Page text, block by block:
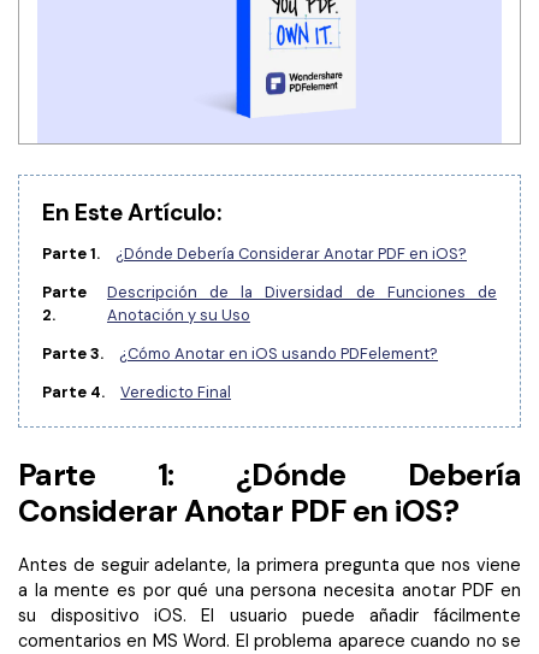
Adquiere PDFelement con descuento académico.
Centro de descargas
Descarga las herramientas de PDF.
Actualización
En Este Artículo:
Parte 1.
¿Dónde Debería Considerar Anotar PDF en iOS?
Parte
2.
Descripción de la Diversidad de Funciones de
Anotación y su Uso
Parte 3.
¿Cómo Anotar en iOS usando PDFelement?
Parte 4.
Veredicto Final
Parte 1: ¿Dónde Debería
Considerar Anotar PDF en iOS?
Antes de seguir adelante, la primera pregunta que nos viene
a la mente es por qué una persona necesita anotar PDF en
su dispositivo iOS. El usuario puede añadir fácilmente
comentarios en MS Word. El problema aparece cuando no se